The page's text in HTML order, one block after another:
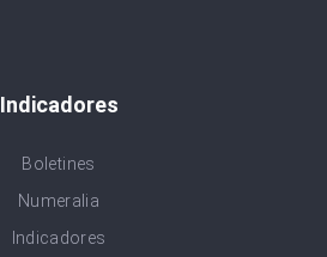
Indicadores
Boletines
Numeralia
Indicadores